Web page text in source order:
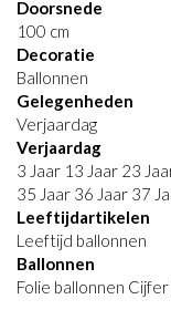
Doorsnede
100 cm
Decoratie
Ballonnen
Gelegenheden
Verjaardag
Verjaardag
3 Jaar 13 Jaar 23
35 Jaar 36 Jaar 37
Leeftijdartikelen
Leeftijd ballonnen
Ballonnen
Folie ballonnen